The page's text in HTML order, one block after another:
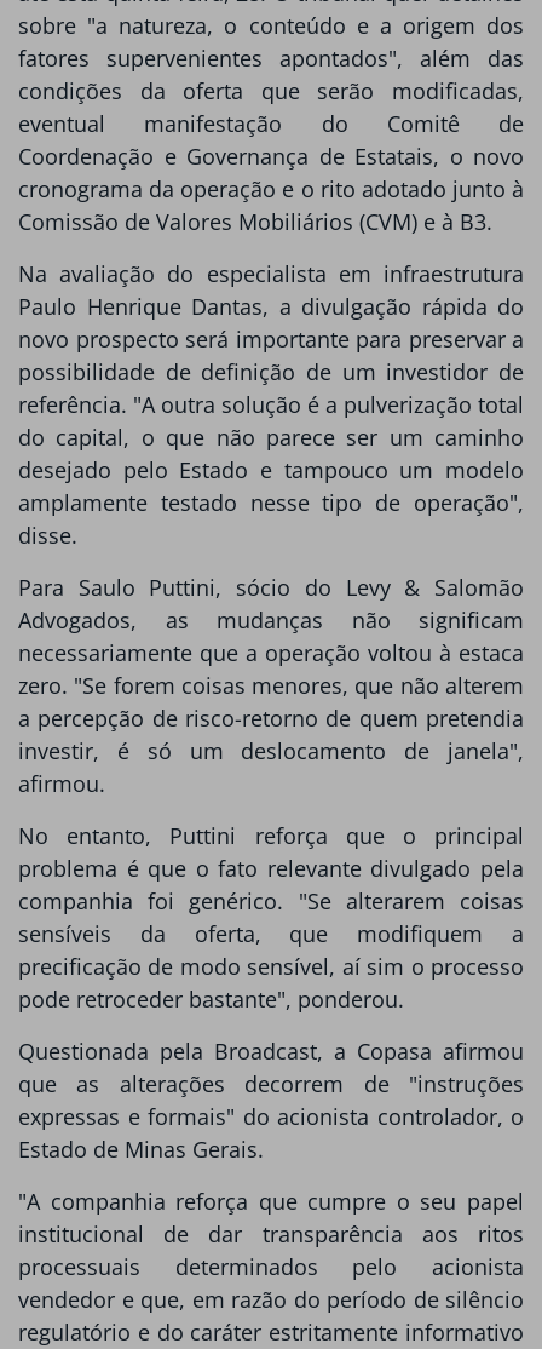
sobre "a natureza, o conteúdo e a origem dos
fatores supervenientes apontados", além das
condições da oferta que serão modificadas,
eventual manifestação do Comitê de
Coordenação e Governança de Estatais, o novo
cronograma da operação e o rito adotado junto à
Comissão de Valores Mobiliários (CVM) e à B3.
Na avaliação do especialista em infraestrutura
Paulo Henrique Dantas, a divulgação rápida do
novo prospecto será importante para preservar a
possibilidade de definição de um investidor de
referência. "A outra solução é a pulverização total
do capital, o que não parece ser um caminho
desejado pelo Estado e tampouco um modelo
amplamente testado nesse tipo de operação",
disse.
Para Saulo Puttini, sócio do Levy & Salomão
Advogados, as mudanças não significam
necessariamente que a operação voltou à estaca
zero. "Se forem coisas menores, que não alterem
a percepção de risco-retorno de quem pretendia
investir, é só um deslocamento de janela",
afirmou.
No entanto, Puttini reforça que o principal
problema é que o fato relevante divulgado pela
companhia foi genérico. "Se alterarem coisas
sensíveis da oferta, que modifiquem a
precificação de modo sensível, aí sim o processo
pode retroceder bastante", ponderou.
Questionada pela Broadcast, a Copasa afirmou
que as alterações decorrem de "instruções
expressas e formais" do acionista controlador, o
Estado de Minas Gerais.
"A companhia reforça que cumpre o seu papel
institucional de dar transparência aos ritos
processuais determinados pelo acionista
vendedor e que, em razão do período de silêncio
regulatório e do caráter estritamente informativo